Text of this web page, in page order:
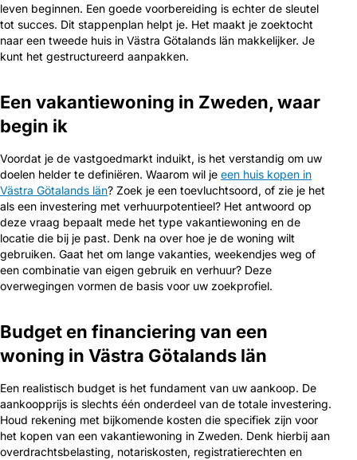
leven beginnen. Een goede voorbereiding is echter de sleutel
tot succes. Dit stappenplan helpt je. Het maakt je zoektocht
naar een tweede huis in Västra Götalands län makkelijker. Je
kunt het gestructureerd aanpakken.
Een vakantiewoning in Zweden, waar
begin ik
Voordat je de vastgoedmarkt induikt, is het verstandig om uw
doelen helder te definiëren. Waarom wil je een huis kopen in
Västra Götalands län? Zoek je een toevluchtsoord, of zie je het
als een investering met verhuurpotentieel? Het antwoord op
deze vraag bepaalt mede het type vakantiewoning en de
locatie die bij je past. Denk na over hoe je de woning wilt
gebruiken. Gaat het om lange vakanties, weekendjes weg of
een combinatie van eigen gebruik en verhuur? Deze
overwegingen vormen de basis voor uw zoekprofiel.
Budget en financiering van een
woning in Västra Götalands län
Een realistisch budget is het fundament van uw aankoop. De
aankoopprijs is slechts één onderdeel van de totale investering.
Houd rekening met bijkomende kosten die specifiek zijn voor
het kopen van een vakantiewoning in Zweden. Denk hierbij aan
overdrachtsbelasting, notariskosten, registratierechten en